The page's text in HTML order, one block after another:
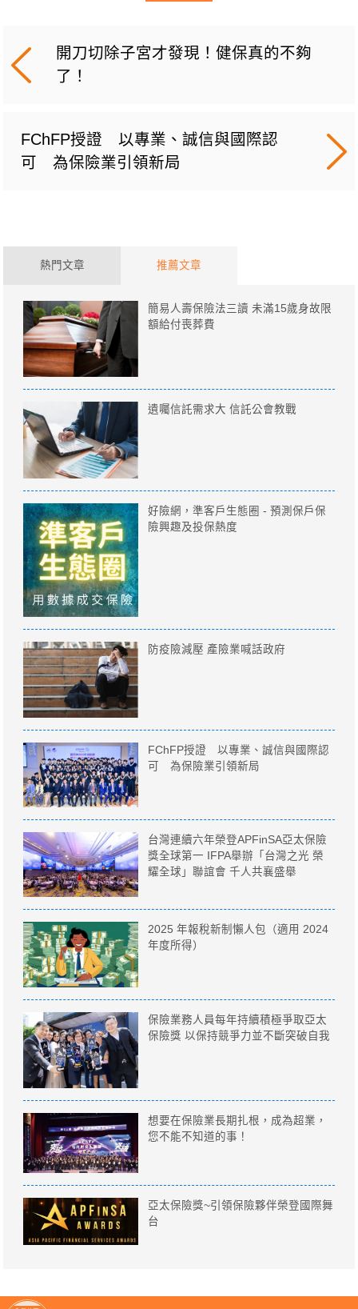
開刀切除子宮才發現！健保真的不夠
了！
FChFP授證 以專業、誠信與國際認
可 為保險業引領新局
熱門文章 推薦文章
簡易人壽保險法三讀 未滿15歲身故限
額給付喪葬費
遺囑信託需求大 信託公會教戰
好險網，準客戶生態圈 - 預測保戶保
險興趣及投保熱度
防疫險減壓 產險業喊話政府
FChFP授證 以專業、誠信與國際認
可 為保險業引領新局
台灣連續六年榮登APFinSA亞太保險
獎全球第一 IFPA舉辦「台灣之光 榮
耀全球」聯誼會 千人共襄盛舉
2025 年報稅新制懶人包（適用 2024
年度所得）
保險業務人員每年持續積極爭取亞太
保險獎 以保持競爭力並不斷突破自我
想要在保險業長期扎根，成為超業，
您不能不知道的事！
亞太保險獎~引領保險夥伴榮登國際舞
台